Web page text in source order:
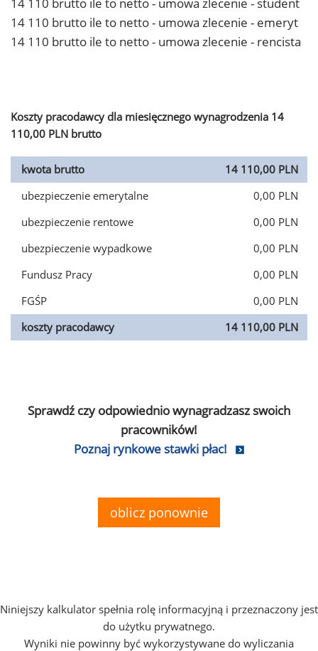
14 110 brutto ile to netto - umowa zlecenie - emeryt
14 110 brutto ile to netto - umowa zlecenie - rencista
Koszty pracodawcy dla miesięcznego wynagrodzenia 14
110,00 PLN brutto
kwota brutto
14 110,00 PLN
ubezpieczenie emerytalne
0,00 PLN
ubezpieczenie rentowe
0,00 PLN
ubezpieczenie wypadkowe
0,00 PLN
Fundusz Pracy
0,00 PLN
FGŚP
0,00 PLN
koszty pracodawcy
14 110,00 PLN
Sprawdź czy odpowiednio wynagradzasz swoich
pracowników!
Poznaj rynkowe stawki płac!
oblicz ponownie
Niniejszy kalkulator spełnia rolę informacyjną i przeznaczony jest
do użytku prywatnego.
Wyniki nie powinny być wykorzystywane do wyliczania